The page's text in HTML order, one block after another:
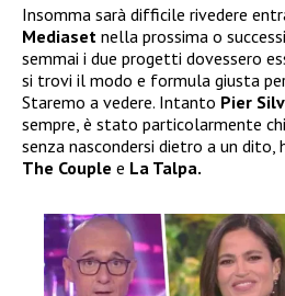
Insomma sarà difficile rivedere
Mediaset nella prossima o
semmai i due progetti dovessero
si trovi il modo e formula giusta
Staremo a vedere. Intanto Pier
sempre, è stato particolarmente
senza nascondersi dietro a un dito,
The Couple e La Talpa.